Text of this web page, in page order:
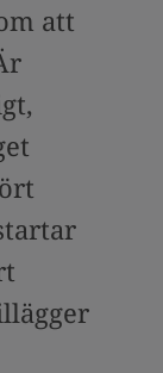
att